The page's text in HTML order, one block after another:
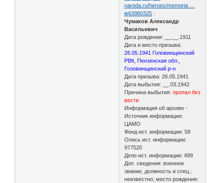
naroda.ru/heroes/memoria …
ie63980325 :
Чумаков Александр
Васильевич
Дата рождения: __.__.1911
Дата и место призыва:
26.05.1941 Головинщинский
РВК, Пензенская обл.,
Головинщинский р-н
Дата призыва: 26.05.1941
Дата выбытия: __.03.1942
Причина выбытия:пропал без
вести
Информация об архиве -
Источник информации:
ЦАМО
Фонд ист. информации: 58
Опись ист. информации:
977520
Дело ист. информации: 499
Доп. сведения: военное
звание, должность и спец.:
неизвестно; место рождения: